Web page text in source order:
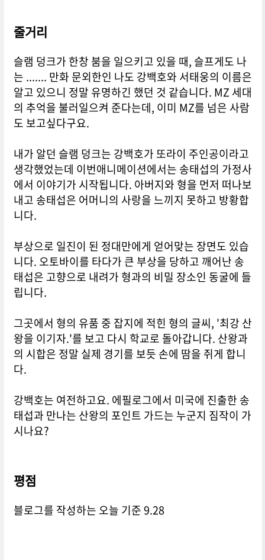
줄거리
슬램 덩크가 한창 붐을 일으키고 있을 때, 슬프게도 나
는 ....... 만화 문외한인 나도 강백호와 서태웅의 이름은
알고 있으니 정말 유명하긴 했던 것 같습니다. MZ 세대
의 추억을 불러일으켜 준다는데, 이미 MZ를 넘은 사람
도 보고싶다구요.
내가 알던 슬램 덩크는 강백호가 또라이 주인공이라고
생각했었는데 이번애니메이션에서는 송태섭의 가정사
에서 이야기가 시작됩니다. 아버지와 형을 먼저 떠나보
내고 송태섭은 어머니의 사랑을 느끼지 못하고 방황합
니다.
부상으로 일진이 된 정대만에게 얻어맞는 장면도 있습
니다. 오토바이를 타다가 큰 부상을 당하고 깨어난 송
태섭은 고향으로 내려가 형과의 비밀 장소인 동굴에 들
립니다.
그곳에서 형의 유품 중 잡지에 적힌 형의 글씨, '최강 산
왕을 이기자.'를 보고 다시 학교로 돌아갑니다. 산왕과
의 시합은 정말 실제 경기를 보듯 손에 땀을 쥐게 합니
다.
강백호는 여전하고요. 에필로그에서 미국에 진출한 송
태섭과 만나는 산왕의 포인트 가드는 누군지 짐작이 가
시나요?
평점
블로그를 작성하는 오늘 기준 9.28